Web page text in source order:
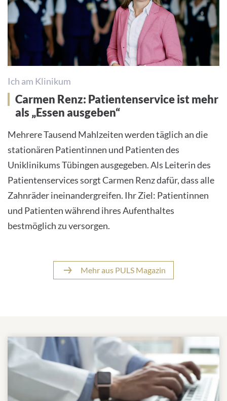
Ich am Klinikum
Carmen Renz: Patientenservice ist mehr
als „Essen ausgeben“
Mehrere Tausend Mahlzeiten werden täglich an die
stationären Patientinnen und Patienten des
Uniklinikums Tübingen ausgegeben. Als Leiterin des
Patientenservices sorgt Carmen Renz dafür, dass alle
Zahnräder ineinandergreifen. Ihr Ziel: Patientinnen
und Patienten während ihres Aufenthaltes
bestmöglich zu versorgen.
Mehr aus PULS Magazin
Weitere Themen